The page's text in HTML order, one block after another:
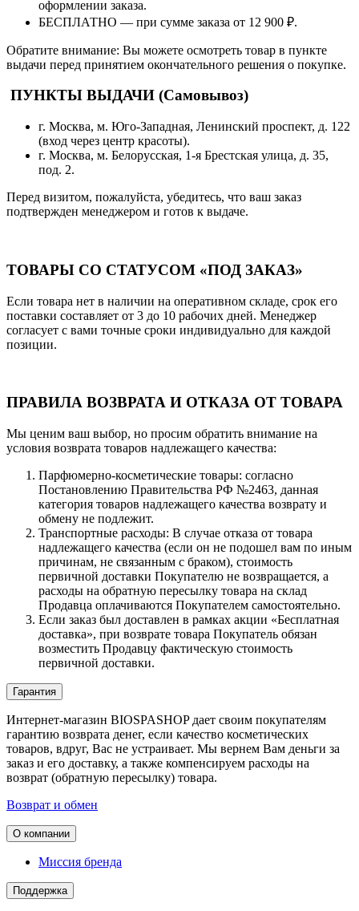
оформлении заказа.
БЕСПЛАТНО — при сумме заказа от 12 900 ₽.
Обратите внимание: Вы можете осмотреть товар в пункте
выдачи перед принятием окончательного решения о покупке.
ПУНКТЫ ВЫДАЧИ (Самовывоз)
г. Москва, м. Юго-Западная, Ленинский проспект, д. 122
(вход через центр красоты).
г. Москва, м. Белорусская, 1-я Брестская улица, д. 35,
под. 2.
Перед визитом, пожалуйста, убедитесь, что ваш заказ
подтвержден менеджером и готов к выдаче.
ТОВАРЫ СО СТАТУСОМ «ПОД ЗАКАЗ»
Если товара нет в наличии на оперативном складе, срок его
поставки составляет от 3 до 10 рабочих дней. Менеджер
согласует с вами точные сроки индивидуально для каждой
позиции.
ПРАВИЛА ВОЗВРАТА И ОТКАЗА ОТ ТОВАРА
Мы ценим ваш выбор, но просим обратить внимание на
условия возврата товаров надлежащего качества:
Парфюмерно-косметические товары: согласно
Постановлению Правительства РФ №2463, данная
категория товаров надлежащего качества возврату и
обмену не подлежит.
Транспортные расходы: В случае отказа от товара
надлежащего качества (если он не подошел вам по иным
причинам, не связанным с браком), стоимость
первичной доставки Покупателю не возвращается, а
расходы на обратную пересылку товара на склад
Продавца оплачиваются Покупателем самостоятельно.
Если заказ был доставлен в рамках акции «Бесплатная
доставка», при возврате товара Покупатель обязан
возместить Продавцу фактическую стоимость
первичной доставки.
Гарантия
Интернет-магазин BIOSPASHOP дает своим покупателям
гарантию возврата денег, если качество косметических
товаров, вдруг, Вас не устраивает. Мы вернем Вам деньги за
заказ и его доставку, а также компенсируем расходы на
возврат (обратную пересылку) товара.
Возврат и обмен
О компании
Миссия бренда
Поддержка